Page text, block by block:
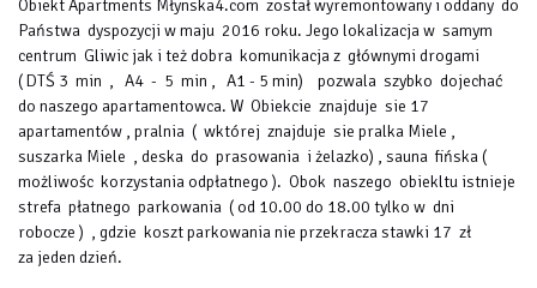
Obiekt Apartments Młynska4.com został wyremontowany i oddany do
Państwa dyspozycji w maju 2016 roku. Jego lokalizacja w samym
centrum Gliwic jak i też dobra komunikacja z głównymi drogami
( DTŚ 3 min , A4 - 5 min , A1 - 5 min) pozwala szybko dojechać
do naszego apartamentowca. W Obiekcie znajduje sie 17
apartamentów , pralnia ( wktórej znajduje sie pralka Miele ,
suszarka Miele , deska do prasowania i żelazko) , sauna fińska (
możliwośc korzystania odpłatnego ). Obok naszego obiekltu istnieje
strefa płatnego parkowania ( od 10.00 do 18.00 tylko w dni
robocze ) , gdzie koszt parkowania nie przekracza stawki 17 zł
za jeden dzień.